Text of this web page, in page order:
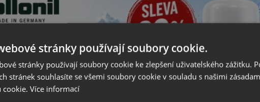
Zákaznické menu
O nás
Collonil - prémiová značka
stránky používají soubory cookie.
stránky používají soubory cookie ke zlepšení uživatelského zážitku.
stránek souhlasíte se všemi soubory cookie v souladu s našimi
cookie. Více informací